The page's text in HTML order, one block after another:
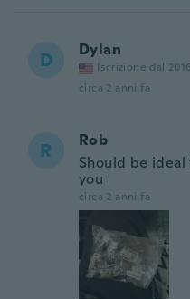
D Dylan
Iscrizione dal 2016
circa 2 anni fa
R
Rob
Should be
you
circa 2 anni fa